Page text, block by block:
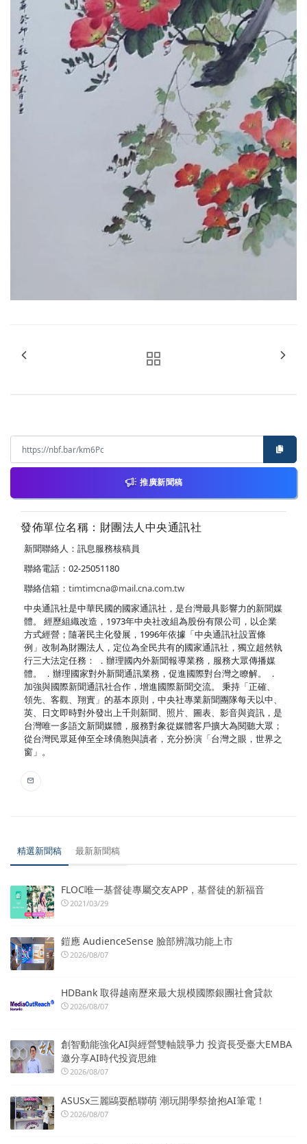
推廣新聞稿
發佈單位名稱：財團法人中央通訊社
新聞聯絡人：訊息服務核稿員
聯絡電話：02-25051180
聯絡信箱： timtimcna@mail.cna.com.tw
中央通訊社是中華民國的國家通訊社，是台灣最具影響力的新聞媒
體。 經歷組織改造，1973年中央社改組為股份有限公司，以企業
方式經營；隨著民主化發展，1996年依據「中央通訊社設置條
例」改制為財團法人，定位為全民共有的國家通訊社，獨立超然執
行三大法定任務： ．辦理國內外新聞報導業務，服務大眾傳播媒
體。 ．辦理國家對外新聞通訊業務，促進國際對台灣之瞭解。 ．
加強與國際新聞通訊社合作，增進國際新聞交流。 秉持「正確、
領先、客觀、翔實」的基本原則，中央社專業新聞團隊每天以中、
英、日文即時對外發出上千則新聞、照片、圖表、影音與資訊，是
台灣唯一多語文新聞媒體，服務對象從媒體客戶擴大為閱聽大眾；
從台灣民眾延伸至全球僑胞與讀者，充分扮演「台灣之眼，世界之
窗」。
精選新聞稿 最新新聞稿
FLOC唯一基督徒專屬交友APP，基督徒的新福音
2021/03/29
鎧應 AudienceSense 臉部辨識功能上市
2026/08/07
HDBank 取得越南歷來最大規模國際銀團社會貸款
2026/08/07
創智動能強化AI與經營雙軸競爭力 投資長受臺大EMBA
邀分享AI時代投資思維
2026/08/07
ASUSx三麗鷗耍酷聯萌 潮玩開學祭搶抱AI筆電！
2026/08/07